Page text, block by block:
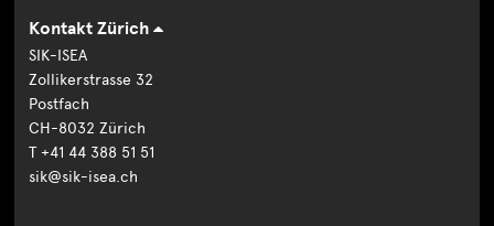
Kontakt Zürich
SIK-ISEA
Zollikerstrasse 32
Postfach
CH-8032 Zürich
T +41 44 388 51 51
sik@sik-isea.ch